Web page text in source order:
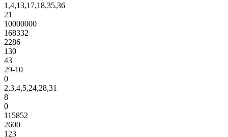
1,4,13,17,18,35,36
21
10000000
168332
2286
130
43
29-10
0
2,3,4,5,24,28,31
8
0
115852
2600
123